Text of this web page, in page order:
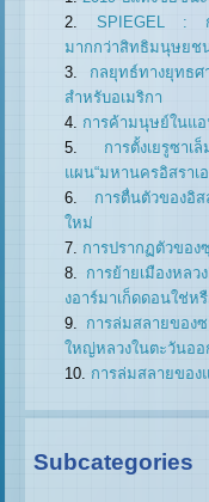
SPIEGEL : ก
มากกว่าสิทธิมนุษยช
กลยุทธ์ทางยุทธ
สำหรับอเมริกา
การค้ามนุษย์ในแอ
การตั้งเยรูซา
แผน“มหานครอิสราเ
การตื่นตัวของอิ
ใหม่
การปรากฏตัวขอ
การย้ายเมืองหล
งอาร์มาเก็ดดอนใช่ห
การล่มสลายของ
ใหญ่หลวงในตะวันออ
การล่มสลายขอ
Subcategories